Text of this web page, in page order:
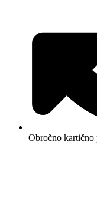
Obročno kartično